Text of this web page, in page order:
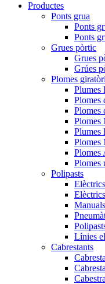
Productes
Ponts grua
Ponts
Ponts
Grues pòrtic
Grues
Grúes
Plomes
Plumes
Plomes
Plomes
Plomes
Plumes
Plomes
Plomes
Plomes
Polipasts
Manuals
Línies
Cabrestants